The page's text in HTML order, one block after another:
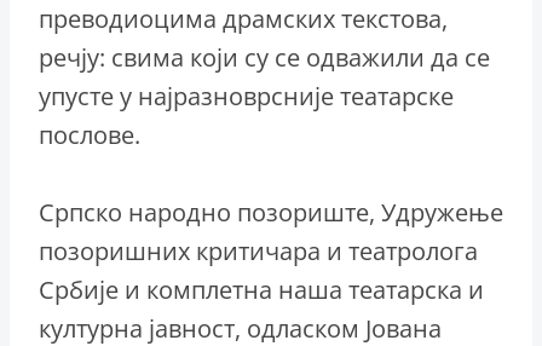
преводиоцима драмских текстова,
речју: свима који су се одважили да се
упусте у најразноврсније театарске
послове.
Српско народно позориште, Удружење
позоришних критичара и театролога
Србије и комплетна наша театарска и
културна јавност, одласком Јована